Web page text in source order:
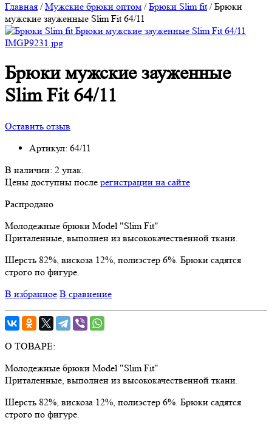
Главная /Мужские брюки оптом /Брюки Slim fit/Брюки
мужские зауженные Slim Fit 64/11
Брюки мужские зауженные
Slim Fit 64/11
Оставить отзыв
Артикул: 64/11
В наличии: 2 упак.
Цены доступны после регистрации на сайте
Распродано
Молодежные брюки Model "Slim Fit"
Приталенные, выполнен из высококачественной ткани.
Шерсть 82%, вискоза 12%, полиэстер 6%. Брюки садятся
строго по фигуре.
В избранное В сравнение
О ТОВАРЕ:
Молодежные брюки Model "Slim Fit"
Приталенные, выполнен из высококачественной ткани.
Шерсть 82%, вискоза 12%, полиэстер 6%. Брюки садятся
строго по фигуре.